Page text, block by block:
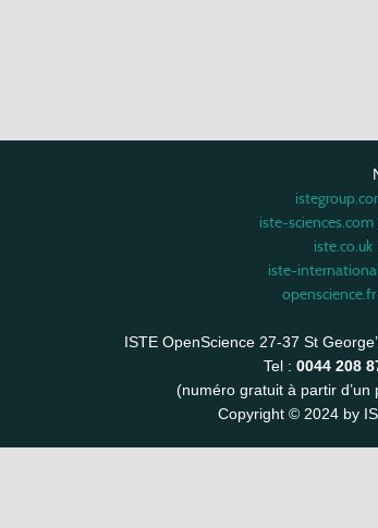
iste-sciences.com
iste.co.uk
iste-
openscience.fr
ISTE OpenScience 27-37 St
Tel : 0044 208
(numéro gratuit à partir d’un
Copyright © 2024 by